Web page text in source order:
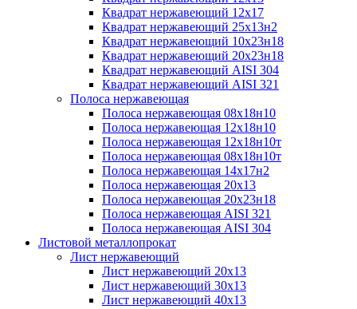
Квадрат нержавеющий 12х17
Квадрат нержавеющий 25х13н2
Квадрат нержавеющий 10х23н18
Квадрат нержавеющий 20х23н18
Квадрат нержавеющий AISI 304
Квадрат нержавеющий AISI 321
Полоса нержавеющая
Полоса нержавеющая 08х18н10
Полоса нержавеющая 12х18н10
Полоса нержавеющая 12х18н10т
Полоса нержавеющая 08х18н10т
Полоса нержавеющая 14х17н2
Полоса нержавеющая 20х13
Полоса нержавеющая 20х23н18
Полоса нержавеющая AISI 321
Полоса нержавеющая AISI 304
Листовой металлопрокат
Лист нержавеющий
Лист нержавеющий 20х13
Лист нержавеющий 30х13
Лист нержавеющий 40х13